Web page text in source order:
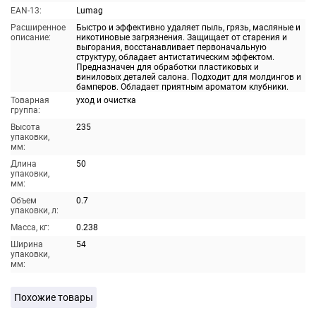
EAN-13:
Lumag
Расширенное
описание:
Быстро и эффективно удаляет пыль, грязь, масляные и
никотиновые загрязнения. Защищает от старения и
выгорания, восстанавливает первоначальную
структуру, обладает антистатическим эффектом.
Предназначен для обработки пластиковых и
виниловых деталей салона. Подходит для молдингов и
бамперов. Обладает приятным ароматом клубники.
Товарная
группа:
уход и очистка
Высота
упаковки,
мм:
235
Длина
упаковки,
мм:
50
Объем
упаковки, л:
0.7
Масса, кг:
0.238
Ширина
упаковки,
мм:
54
Похожие товары